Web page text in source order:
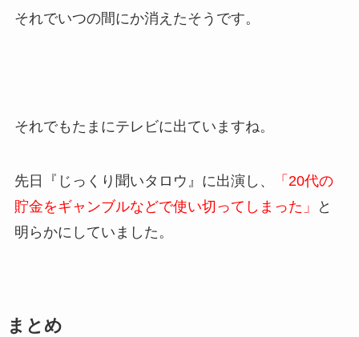
それでいつの間にか消えたそうです。
それでもたまにテレビに出ていますね。
先日『じっくり聞いタロウ』に出演し、
「20代の
貯金をギャンブルなどで使い切ってしまった」
と
明らかにしていました。
まとめ